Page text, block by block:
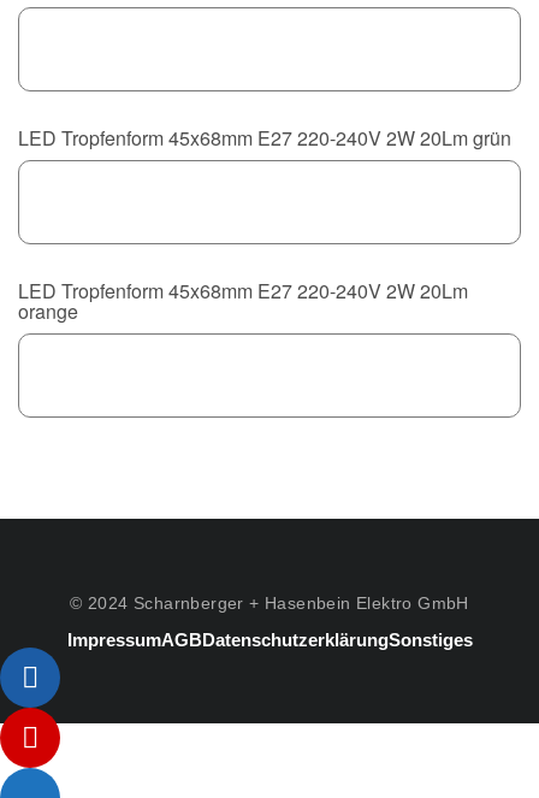
LED Tropfenform 45x68mm E27 220-240V 2W 20Lm grün
LED Tropfenform 45x68mm E27 220-240V 2W 20Lm
orange
© 2024 Scharnberger + Hasenbein Elektro GmbH
ImpressumAGBDatenschutzerklärungSonstiges
Listenelement #1
Listenelement